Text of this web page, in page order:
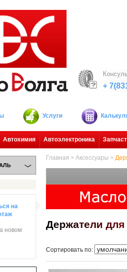
+
Услуги
Автохимия Автоэлектроника
на
новом
Главная > Аксессуары >
Держатели для
Сортировать по: